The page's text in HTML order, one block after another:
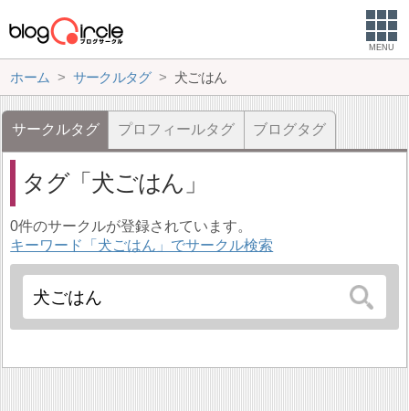
MENU
ホーム サークルタグ 犬ごはん
サークルタグ プロフィールタグ ブログタグ
タグ 犬ごはん
0件のサークルが登録されています。
キーワード「犬ごはん」でサークル検索